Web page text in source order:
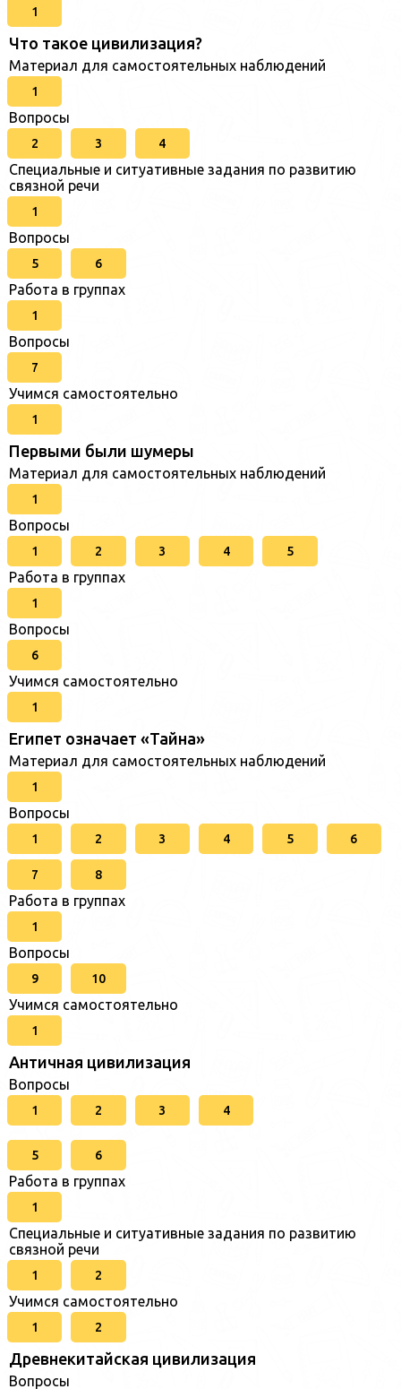
1
Что такое цивилизация?
Материал для самостоятельных наблюдений
1
Вопросы
2 3 4
Специальные и ситуативные задания по развитию
связной речи
1
Вопросы
5 6
Работа в группах
1
Вопросы
7
Учимся самостоятельно
1
Первыми были шумеры
Материал для самостоятельных наблюдений
1
Вопросы
1 2 3 4 5
Работа в группах
1
Вопросы
6
Учимся самостоятельно
1
Египет означает «Тайна»
Материал для самостоятельных наблюдений
1
Вопросы
1 2 3 4 5 6
7 8
Работа в группах
1
Вопросы
9 10
Учимся самостоятельно
1
Античная цивилизация
Вопросы
1 2 3 4
5 6
Работа в группах
1
Специальные и ситуативные задания по развитию
связной речи
1 2
Учимся самостоятельно
1 2
Древнекитайская цивилизация
Вопросы